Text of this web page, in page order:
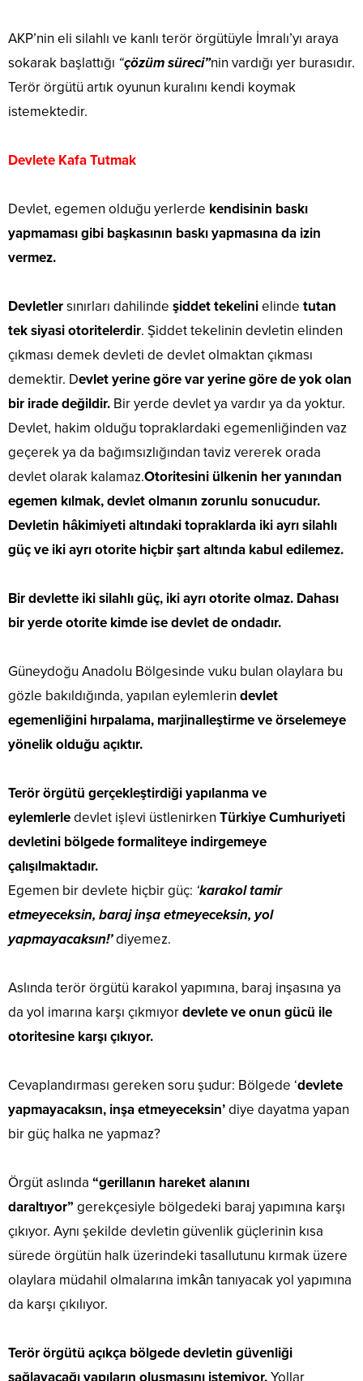
AKP’nin eli silahlı ve kanlı terör örgütüyle İmralı’yı araya
sokarak başlattığı “çözüm süreci”nin vardığı yer burasıdır.
Terör örgütü artık oyunun kuralını kendi koymak
istemektedir.
Devlete Kafa Tutmak
Devlet, egemen olduğu yerlerde kendisinin baskı
yapmaması gibi başkasının baskı yapmasına da izin
vermez.
Devletlersınırları dahilinde şiddet tekelinielinde tutan
tek siyasi otoritelerdir. Şiddet tekelinin devletin elinden
çıkması demek devleti de devlet olmaktan çıkması
demektir. Devlet yerine göre var yerine göre de yok olan
bir irade değildir. Bir yerde devlet ya vardır ya da yoktur.
Devlet, hakim olduğu topraklardaki egemenliğinden vaz
geçerek ya da bağımsızlığından taviz vererek orada
devlet olarak kalamaz.Otoritesini ülkenin her yanından
egemen kılmak, devlet olmanın zorunlu sonucudur.
Devletin hâkimiyeti altındaki topraklarda iki ayrı silahlı
güç ve iki ayrı otorite hiçbir şart altında kabul edilemez.
Bir devlette iki silahlı güç, iki ayrı otorite olmaz. Dahası
bir yerde otorite kimde ise devlet de ondadır.
Güneydoğu Anadolu Bölgesinde vuku bulan olaylara bu
gözle bakıldığında, yapılan eylemlerin devlet
egemenliğini hırpalama, marjinalleştirme ve örselemeye
yönelik olduğu açıktır.
Terör örgütü gerçekleştirdiği yapılanma ve
eylemlerledevlet işlevi üstlenirken Türkiye Cumhuriyeti
devletini bölgede formaliteye indirgemeye
çalışılmaktadır.
Egemen bir devlete hiçbir güç: ‘karakol tamir
etmeyeceksin, baraj inşa etmeyeceksin, yol
yapmayacaksın!’diyemez.
Aslında terör örgütü karakol yapımına, baraj inşasına ya
da yol imarına karşı çıkmıyordevlete ve onun gücü ile
otoritesine karşı çıkıyor.
Cevaplandırması gereken soru şudur: Bölgede ‘devlete
yapmayacaksın, inşa etmeyeceksin’diye dayatma yapan
bir güç halka ne yapmaz?
Örgüt aslında “gerillanın hareket alanını
daraltıyor” gerekçesiyle bölgedeki baraj yapımına karşı
çıkıyor. Aynı şekilde devletin güvenlik güçlerinin kısa
sürede örgütün halk üzerindeki tasallutunu kırmak üzere
olaylara müdahil olmalarına imkân tanıyacak yol yapımına
da karşı çıkılıyor.
Terör örgütü açıkça bölgede devletin güvenliği
sağlayacağı yapıların oluşmasını istemiyor.Yollar